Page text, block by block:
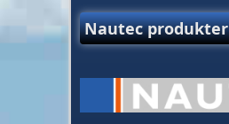
Nautec produkter